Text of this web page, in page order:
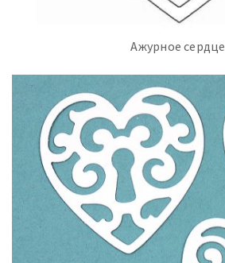
Ажурное сердце